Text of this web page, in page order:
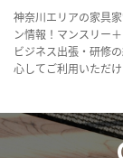
神奈川エリアの家具
ン情報！マンスリー
ビジネス出張・研修
心してご利用いただ